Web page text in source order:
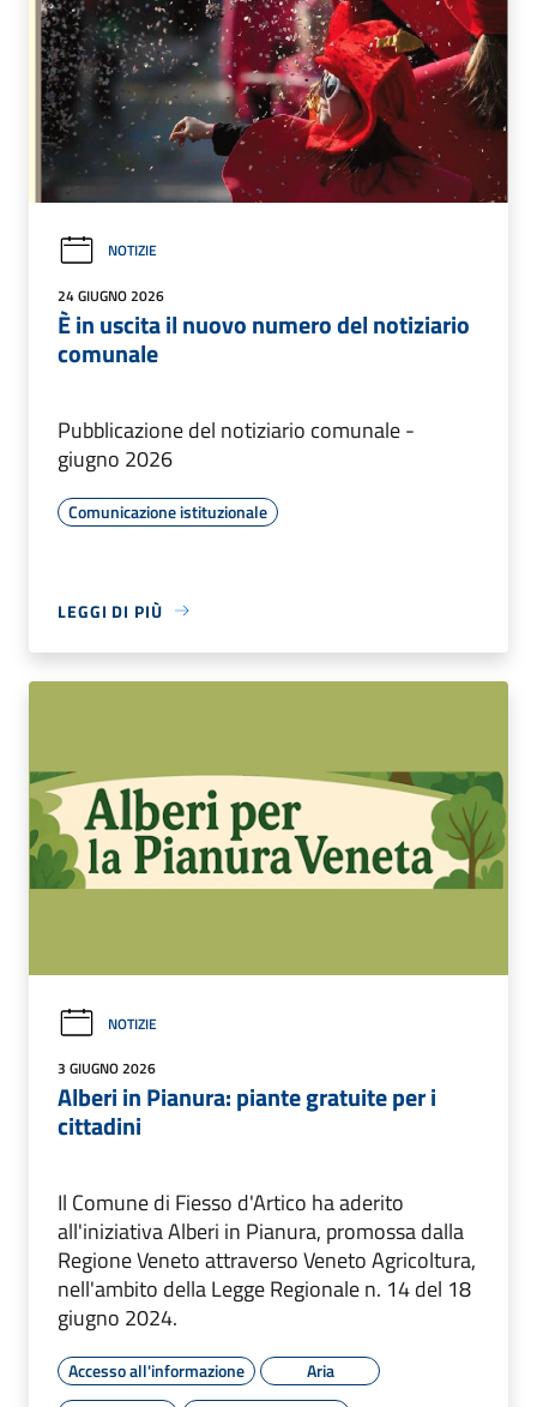
NOTIZIE
24 GIUGNO 2026
È in uscita il nuovo numero del notiziario
comunale
Pubblicazione del notiziario comunale -
giugno 2026
Comunicazione istituzionale
LEGGI DI PIÙ
NOTIZIE
3 GIUGNO 2026
Alberi in Pianura: piante gratuite per i
cittadini
Il Comune di Fiesso d'Artico ha aderito
all'iniziativa Alberi in Pianura, promossa dalla
Regione Veneto attraverso Veneto Agricoltura,
nell'ambito della Legge Regionale n. 14 del 18
giugno 2024.
Accesso all'informazione
Aria